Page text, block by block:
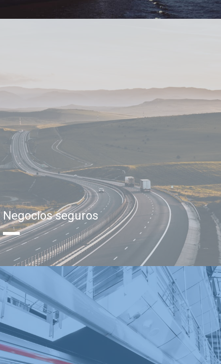
Negocios seguros